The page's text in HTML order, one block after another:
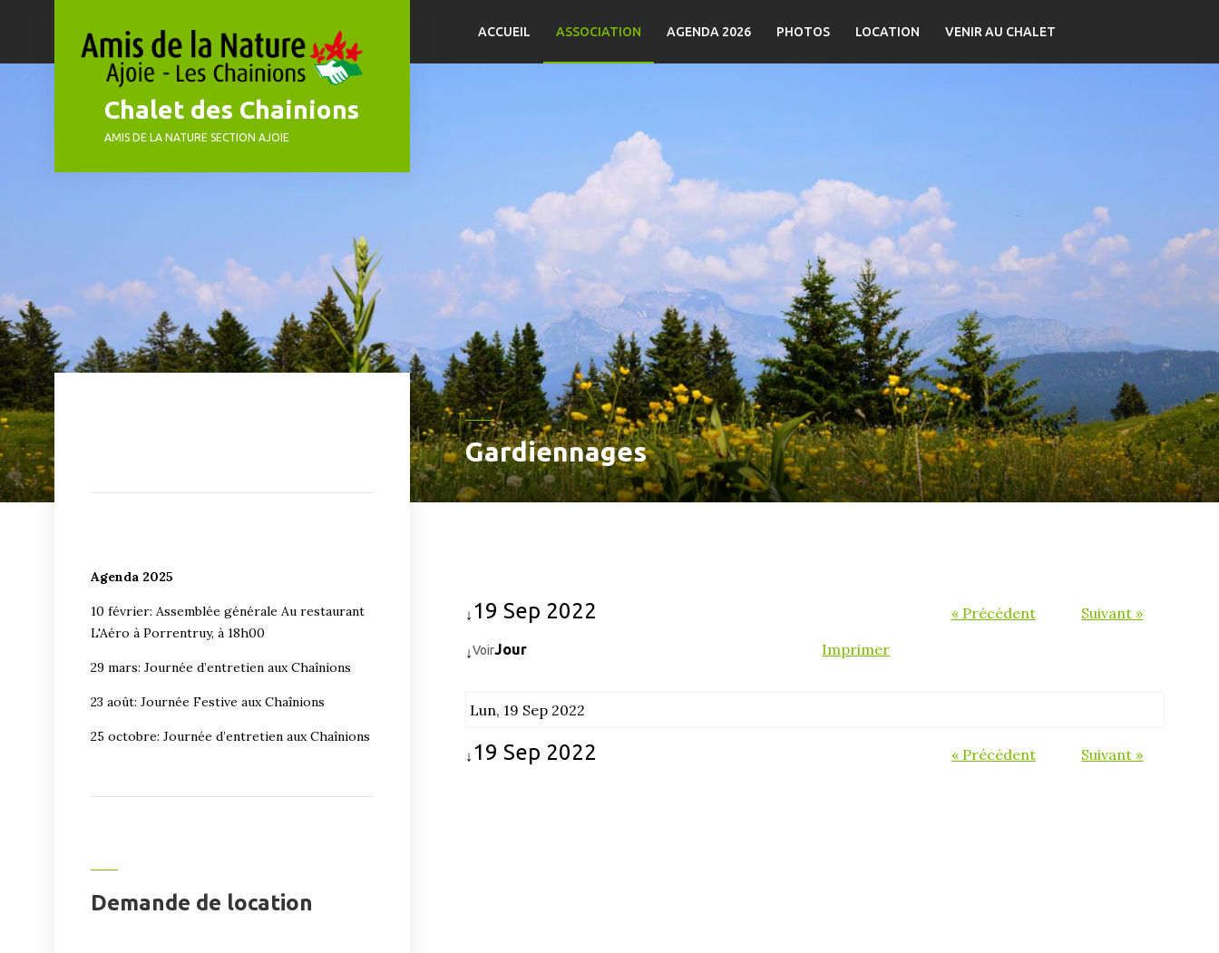
content
Chalet des Chainions
AMIS DE LA NATURE SECTION AJOIE
ACCUEIL ASSOCIATION AGENDA 2026 PHOTOS LOCATION VENIR AU CHALET
Gardiennages
↓ 19 Sep 2022 « Précédent Suivant »
↓VoirJour Imprimer
Lun, 19 Sep 2022
↓ 19 Sep 2022 « Précédent Suivant »
Agenda 2025
10 février: Assemblée générale Au restaurant
L'Aéro à Porrentruy, à 18h00
29 mars: Journée d’entretien aux Chaînions
23 août: Journée Festive aux Chaînions
25 octobre: Journée d’entretien aux Chaînions
Demande de location